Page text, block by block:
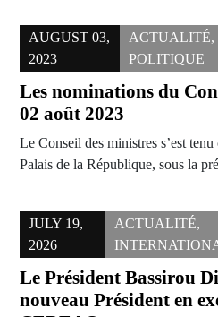
AUGUST 03,
2023
ACTUALITÉ,
POLITIQUE
Les nominations du
02 août 2023
Le Conseil des ministres s’est
Palais de la République, sous la
JULY 19,
2026
ACTUALITÉ,
Le Président Bassirou
nouveau Président en